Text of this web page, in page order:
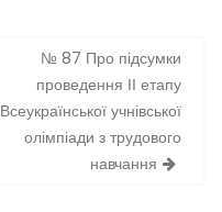
№ 87 Про підсумки
проведення ІІ етапу
Всеукраїнської учнівської
олімпіади з трудового
навчання